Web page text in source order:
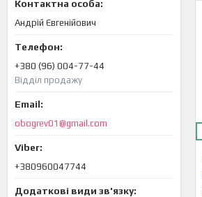
Андрій Євгенійович
+380 (96) 004-77-44
Відділ продажу
obogrev01@gmail.com
+380960047744